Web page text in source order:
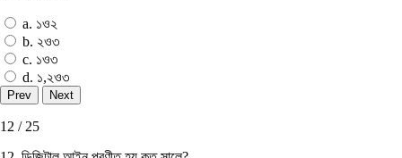
a. ১ও২
b. ২ও৩
c. ১ও৩
d. ১,২ও৩
12 / 25